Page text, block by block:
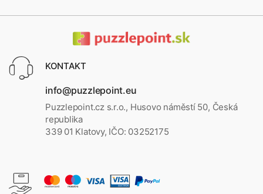
KONTAKT
info@puzzlepoint.eu
Puzzlepoint.cz s.r.o., Husovo náměstí 50, Česká
republika
339 01 Klatovy, IČO: 03252175